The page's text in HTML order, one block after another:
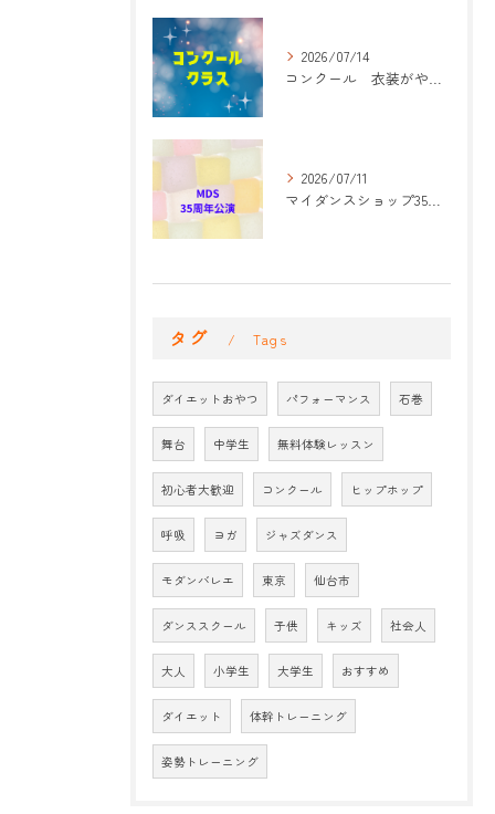
2026/07/14
コンクール 衣装がやって来た！
2026/07/11
マイダンスショップ35周年記念公演 振付開始
タグ Tags
ダイエットおやつ パフォーマンス 石巻
舞台 中学生 無料体験レッスン
初心者大歓迎 コンクール ヒップホップ
呼吸 ヨガ ジャズダンス
モダンバレエ 東京 仙台市
ダンススクール 子供 キッズ 社会人
大人 小学生 大学生 おすすめ
ダイエット 体幹トレーニング
姿勢トレーニング